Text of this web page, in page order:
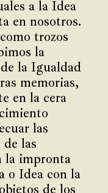
a la Idea
en nosotros.
trozos
la
la Igualdad
memorias,
en la cera
las
las
la impronta
o Idea con la
de los